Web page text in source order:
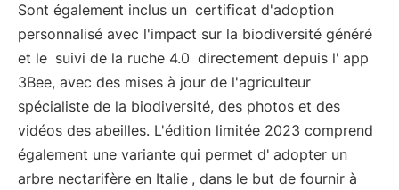
Sont également inclus un certificat d'adoption
personnalisé avec l'impact sur la biodiversité généré
et le suivi de la ruche 4.0 directement depuis l' app
3Bee, avec des mises à jour de l'agriculteur
spécialiste de la biodiversité, des photos et des
vidéos des abeilles. L'édition limitée 2023 comprend
également une variante qui permet d' adopter un
arbre nectarifère en Italie , dans le but de fournir à